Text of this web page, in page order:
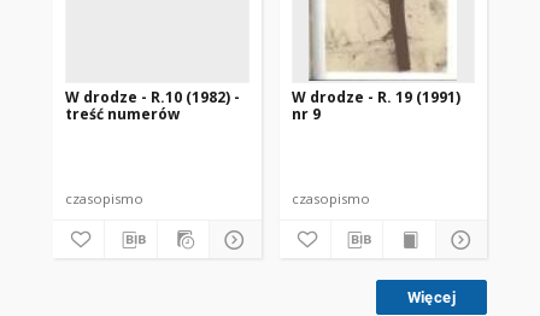
W drodze - R.10 (1982) -
treść numerów
czasopismo
W drodze - R. 19 (1991)
nr 9
czasopismo
Więcej